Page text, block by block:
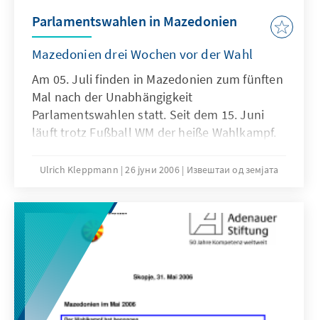
Parlamentswahlen in Mazedonien
Mazedonien drei Wochen vor der Wahl
Am 05. Juli finden in Mazedonien zum fünften
Mal nach der Unabhängigkeit
Parlamentswahlen statt. Seit dem 15. Juni
läuft trotz Fußball WM der heiße Wahlkampf.
Spitzenkandidaten Nikola Gruevski ist im
schnell vor den Wahlen ausländische Politiker
und Staatsmänner nach Mazedonien für ihren
Wahlkampf zu bekommen. Das
Stimmungsbarometer im Lande steht auf
Regierungswechsel.
Ulrich Kleppmann 26 јуни 2006 Извештаи од земјата